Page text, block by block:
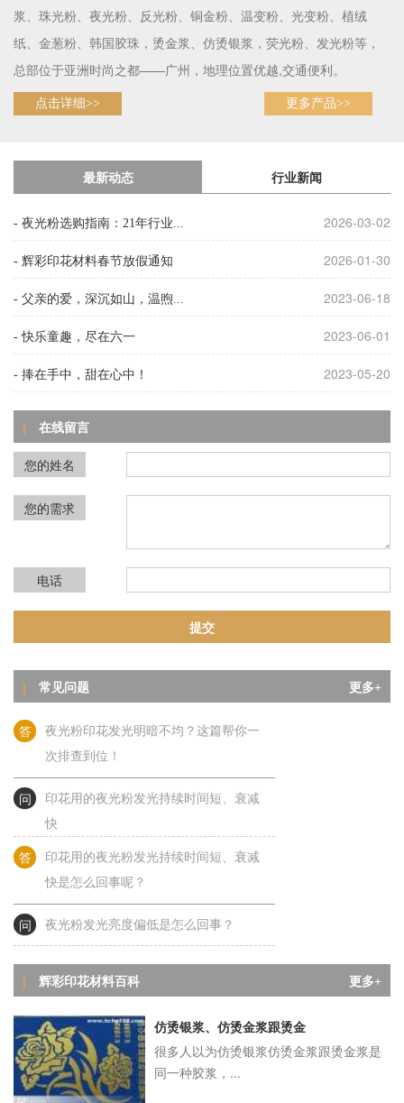
浆、珠光粉、夜光粉、反光粉、铜金粉、温变粉、光变粉、植绒
纸、金葱粉、韩国胶珠，烫金浆、仿烫银浆，荧光粉、发光粉等，
总部位于亚洲时尚之都——广州，地理位置优越,交通便利。
点击详细>> 更多产品>>
最新动态 行业新闻
2026-03-02
- 夜光粉选购指南：21年行业...
2026-01-30
- 辉彩印花材料春节放假通知
2023-06-18
- 父亲的爱，深沉如山，温煦...
2023-06-01
- 快乐童趣，尽在六一
2023-05-20
- 捧在手中，甜在心中！
| 在线留言
您的姓名
您的需求
电话
| 常见问题 更多+
夜光粉印刷后局部无光、断光？这6大元
答
夜光粉印刷后局部无光、断光？这6大元
次
答
问
答
问
在
答
夜光粉印花关灯不发光？别急，答案都
在这篇了！
| 辉彩印花材料百科 更多+
仿烫银浆、仿烫金浆跟烫金
很多人以为仿烫银浆仿烫金浆跟烫金浆是
同一种胶浆，...